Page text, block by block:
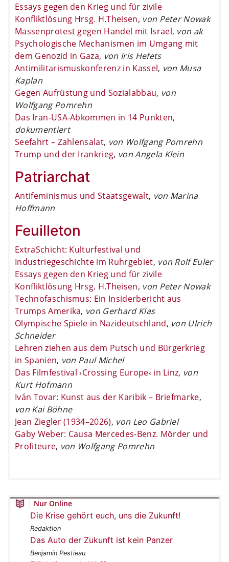
Essays gegen den Krieg und für zivile
Konfliktlösung Hrsg. H.Theisen, von Peter Nowak
Massenprotest gegen Handel mit Israel, von ak
Psychologische Mechanismen im Umgang mit
dem Genozid in Gaza, von Iris Hefets
Antimilitarismuskonferenz in Kassel, von Musa
Kaplan
Gegen Aufrüstung und Sozialabbau, von
Wolfgang Pomrehn
Das Iran-USA-Abkommen in 14 Punkten,
dokumentiert
Seefahrt – Zahlensalat, von Wolfgang Pomrehn
Trump und der Irankrieg, von Angela Klein
Patriarchat
Antifeminismus und Staatsgewalt, von Marina
Hoffmann
Feuilleton
ExtraSchicht: Kulturfestival und
Industriegeschichte im Ruhrgebiet, von Rolf Euler
Essays gegen den Krieg und für zivile
Konfliktlösung Hrsg. H.Theisen, von Peter Nowak
Technofaschismus: Ein Insiderbericht aus
Trumps Amerika, von Gerhard Klas
Olympische Spiele in Nazideutschland, von Ulrich
Schneider
Lehren ziehen aus dem Putsch und Bürgerkrieg
in Spanien, von Paul Michel
Das Filmfestival ›Crossing Europe‹ in Linz, von
Kurt Hofmann
Iván Tovar: Kunst aus der Karibik – Briefmarke,
von Kai Böhne
Jean Ziegler (1934–2026), von Leo Gabriel
Gaby Weber: Causa Mercedes-Benz. Mörder und
Profiteure, von Wolfgang Pomrehn
Nur Online
Die Krise gehört euch, uns die Zukunft!
Redaktion
Das Auto der Zukunft ist kein Panzer
Benjamin Pestieau